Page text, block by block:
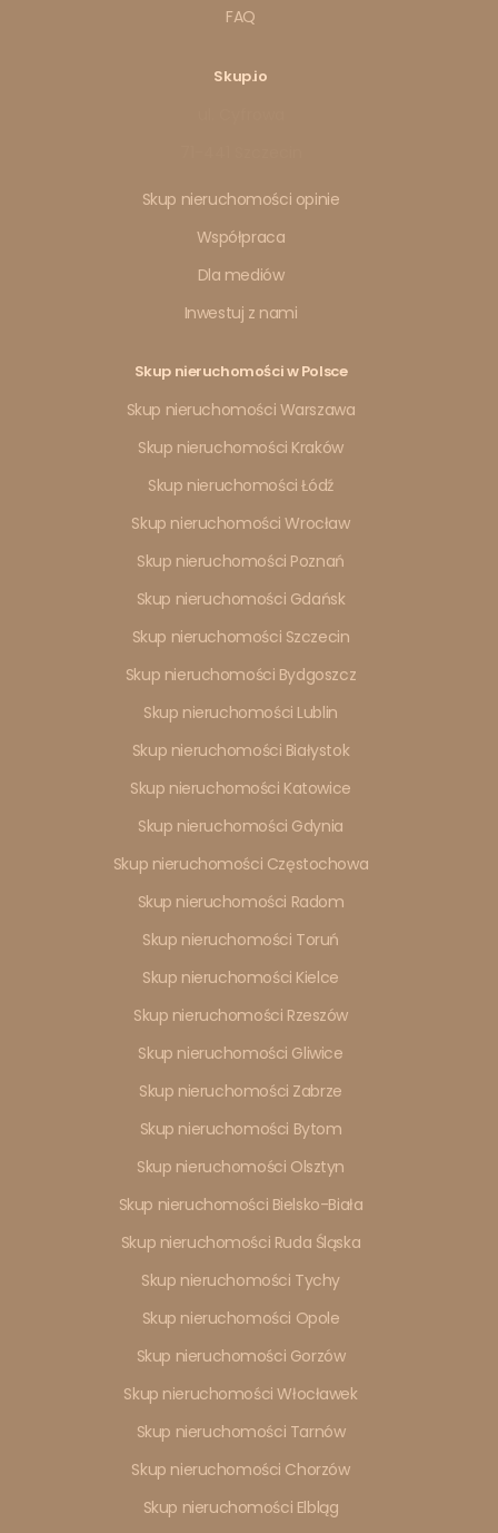
FAQ
Skup.io
Skup nieruchomości opinie
Współpraca
Dla mediów
Inwestuj z nami
Skup nieruchomości w Polsce
Skup nieruchomości Warszawa
Skup nieruchomości Kraków
Skup nieruchomości Łódź
Skup nieruchomości Wrocław
Skup nieruchomości Poznań
Skup nieruchomości Gdańsk
Skup nieruchomości Szczecin
Skup nieruchomości Bydgoszcz
Skup nieruchomości Lublin
Skup nieruchomości Białystok
Skup nieruchomości Katowice
Skup nieruchomości Gdynia
Skup nieruchomości Częstochowa
Skup nieruchomości Radom
Skup nieruchomości Toruń
Skup nieruchomości Kielce
Skup nieruchomości Rzeszów
Skup nieruchomości Gliwice
Skup nieruchomości Zabrze
Skup nieruchomości Bytom
Skup nieruchomości Olsztyn
Skup nieruchomości Bielsko-Biała
Skup nieruchomości Ruda Śląska
Skup nieruchomości Tychy
Skup nieruchomości Opole
Skup nieruchomości Gorzów
Skup nieruchomości Włocławek
Skup nieruchomości Tarnów
Skup nieruchomości Chorzów
Skup nieruchomości Elbląg